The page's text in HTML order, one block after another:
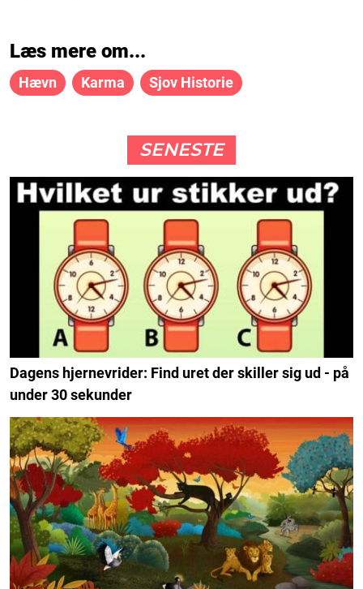
Læs mere om...
Hævn Karma Sjov Historie
SENESTE
Dagens hjernevrider: Find uret der skiller sig ud - på
under 30 sekunder